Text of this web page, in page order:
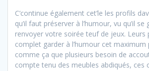
C’continue également cet’le les profils
qu’il faut préserver à l’humour, vu qu’il
renvoyer votre soirée teuf de jeux. Leurs
complet garder à l’humour cet
comme ça que plusieurs besoin de
compte tenu des meubles abdiqués, ces